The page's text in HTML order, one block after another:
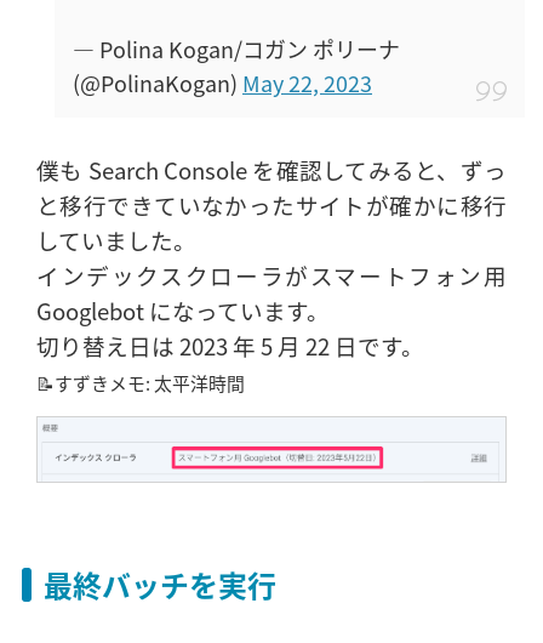
— Polina Kogan/コガン ポリーナ
(@PolinaKogan) May 22, 2023
僕も Search Console を確認してみると、ずっ
と移行できていなかったサイトが確かに移行
していました。
インデックスクローラがスマートフォン用
Googlebot になっています。
切り替え日は 2023 年 5 月 22 日です。
📝すずきメモ: 太平洋時間
最終バッチを実行